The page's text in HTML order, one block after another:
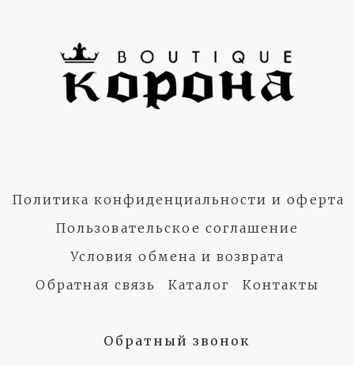
Политика конфиденциальности и оферта
Пользовательское соглашение
Условия обмена и возврата
Обратная связь
Каталог Контакты
Обратный звонок